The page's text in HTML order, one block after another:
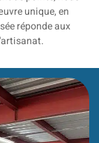
unique, en
réponde aux